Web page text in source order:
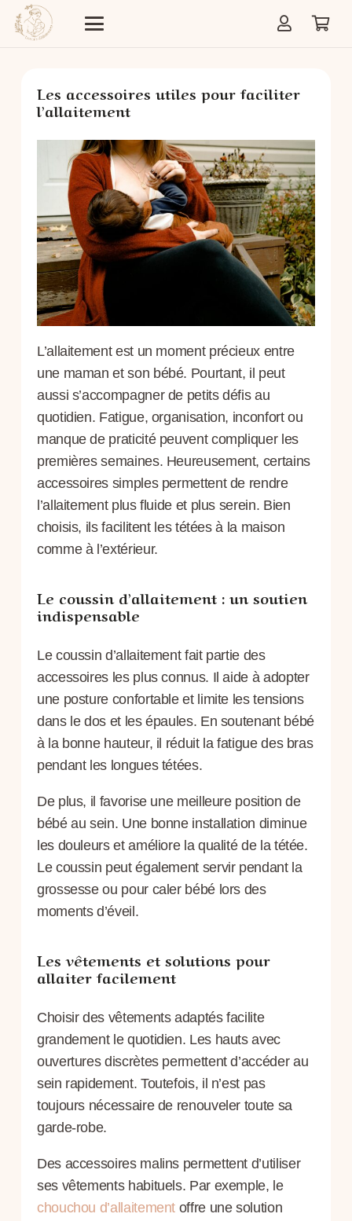
Les accessoires utiles pour faciliter
l’allaitement
L’allaitement est un moment précieux entre
une maman et son bébé. Pourtant, il peut
aussi s’accompagner de petits défis au
quotidien. Fatigue, organisation, inconfort ou
manque de praticité peuvent compliquer les
premières semaines. Heureusement, certains
accessoires simples permettent de rendre
l’allaitement plus fluide et plus serein. Bien
choisis, ils facilitent les tétées à la maison
comme à l’extérieur.
Le coussin d’allaitement : un soutien
indispensable
Le coussin d’allaitement fait partie des
accessoires les plus connus. Il aide à adopter
une posture confortable et limite les tensions
dans le dos et les épaules. En soutenant bébé
à la bonne hauteur, il réduit la fatigue des bras
pendant les longues tétées.
De plus, il favorise une meilleure position de
bébé au sein. Une bonne installation diminue
les douleurs et améliore la qualité de la tétée.
Le coussin peut également servir pendant la
grossesse ou pour caler bébé lors des
moments d’éveil.
Les vêtements et solutions pour
allaiter facilement
Choisir des vêtements adaptés facilite
grandement le quotidien. Les hauts avec
ouvertures discrètes permettent d’accéder au
sein rapidement. Toutefois, il n’est pas
toujours nécessaire de renouveler toute sa
garde-robe.
Des accessoires malins permettent d’utiliser
ses vêtements habituels. Par exemple, le
chouchou d’allaitement offre une solution